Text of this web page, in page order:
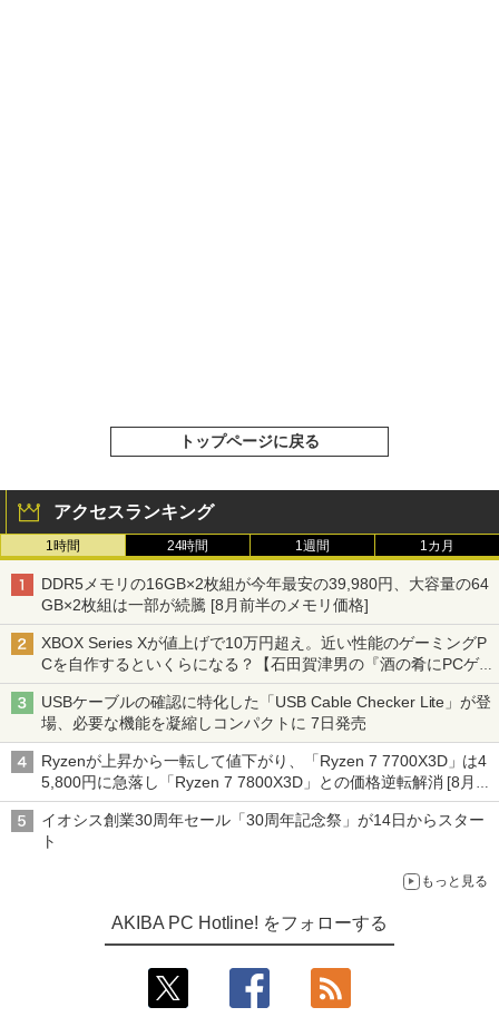
トップページに戻る
アクセスランキング
1時間 24時間 1週間 1カ月
DDR5メモリの16GB×2枚組が今年最安の39,980円、大容量の64
GB×2枚組は一部が続騰 [8月前半のメモリ価格]
XBOX Series Xが値上げで10万円超え。近い性能のゲーミングP
Cを自作するといくらになる？【石田賀津男の『酒の肴にPCゲ
ーム』】
USBケーブルの確認に特化した「USB Cable Checker Lite」が登
場、必要な機能を凝縮しコンパクトに 7日発売
Ryzenが上昇から一転して値下がり、「Ryzen 7 7700X3D」は4
5,800円に急落し「Ryzen 7 7800X3D」との価格逆転解消 [8月前
半のCPU価格]
イオシス創業30周年セール「30周年記念祭」が14日からスター
ト
もっと見る
AKIBA PC Hotline! をフォローする